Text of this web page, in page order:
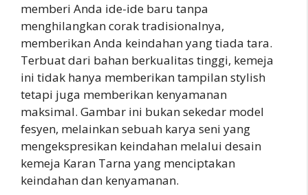
memberi Anda ide-ide baru tanpa
menghilangkan corak tradisionalnya,
memberikan Anda keindahan yang tiada tara.
Terbuat dari bahan berkualitas tinggi, kemeja
ini tidak hanya memberikan tampilan stylish
tetapi juga memberikan kenyamanan
maksimal. Gambar ini bukan sekedar model
fesyen, melainkan sebuah karya seni yang
mengekspresikan keindahan melalui desain
kemeja Karan Tarna yang menciptakan
keindahan dan kenyamanan.